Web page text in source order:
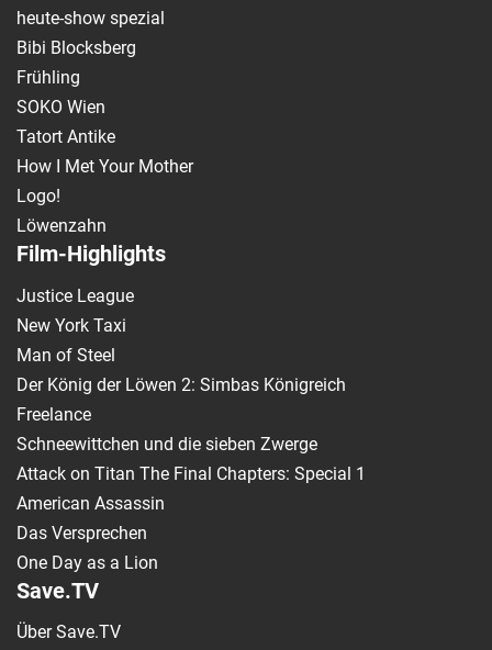
heute-show spezial
Bibi Blocksberg
Frühling
SOKO Wien
Tatort Antike
How I Met Your Mother
Logo!
Löwenzahn
Film-Highlights
Justice League
New York Taxi
Man of Steel
Der König der Löwen 2: Simbas Königreich
Freelance
Schneewittchen und die sieben Zwerge
Attack on Titan The Final Chapters: Special 1
American Assassin
Das Versprechen
One Day as a Lion
Save.TV
Über Save.TV